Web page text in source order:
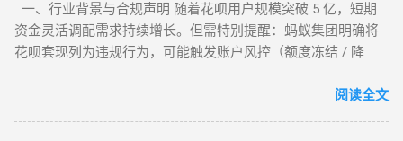
一目了然，我们选取了目前存活率最高的四种模式进行深度横
评： 评估维度 模式 A：H5协议秒到 模式 B：天猫实物中转 模
式 C：线下蓝标扫码 模式 D：虚拟卡券回购 资金到账 秒到余额
一、行业背景与合规声明 随着花呗用户规模突破 5 亿，短期
资金灵活调配需求持续增长。但需特别提醒：蚂蚁集团明确将
花呗套现列为违规行为，可能触发账户风控（额度冻结 / 降
可的额度使用场景及低风险操作方案，助力用户理性管理信用
阅读全文